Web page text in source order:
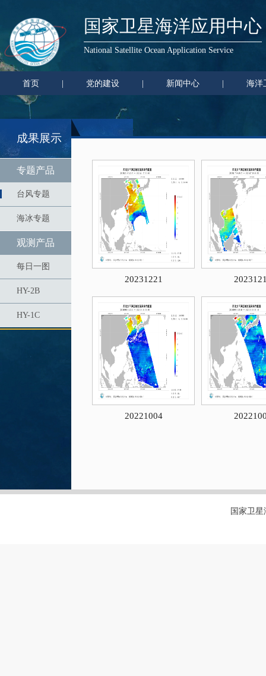
国家卫星海洋应用中心
National Satellite Ocean Application Service
首页 党的建设 新闻中心 海洋
成果展示
专题产品
台风专题
海冰专题
观测产品
每日一图
HY-2B
HY-1C
20231221
20221004
国家卫